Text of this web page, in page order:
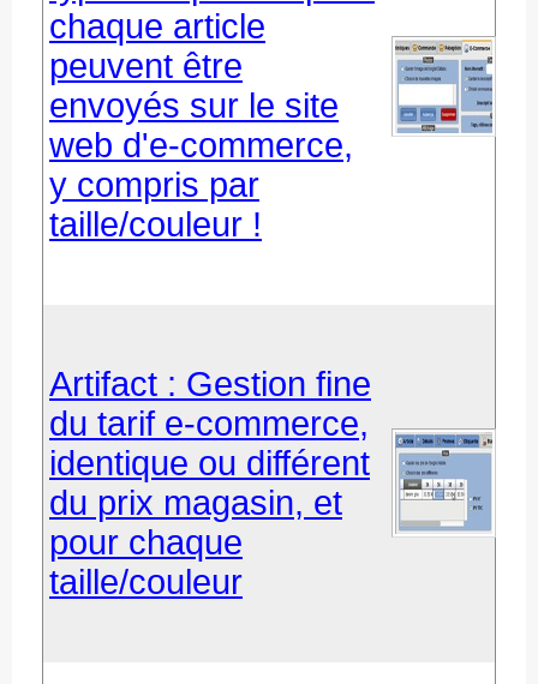
chaque article
peuvent être
envoyés sur le site
web d'e-commerce,
y compris par
taille/couleur !
Artifact : Gestion fine
du tarif e-commerce,
identique ou différent
du prix magasin, et
pour chaque
taille/couleur